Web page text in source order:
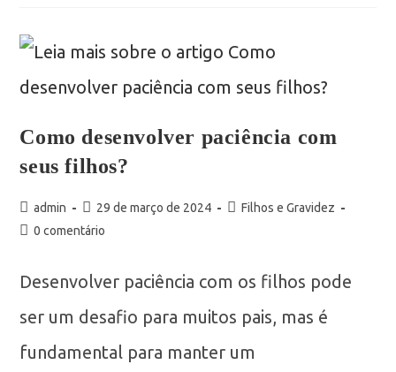
Como desenvolver paciência com
seus filhos?
admin 29 de março de 2024
Filhos e Gravidez
0 comentário
Desenvolver paciência com os filhos pode
ser um desafio para muitos pais, mas é
fundamental para manter um